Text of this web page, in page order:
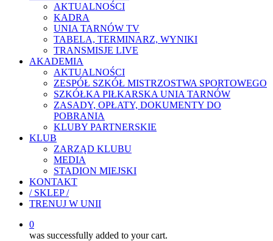
AKTUALNOŚCI
KADRA
UNIA TARNÓW TV
TABELA, TERMINARZ, WYNIKI
TRANSMISJE LIVE
AKADEMIA
AKTUALNOŚCI
ZESPÓŁ SZKÓŁ MISTRZOSTWA SPORTOWEGO
SZKÓŁKA PIŁKARSKA UNIA TARNÓW
ZASADY, OPŁATY, DOKUMENTY DO
POBRANIA
KLUBY PARTNERSKIE
KLUB
ZARZĄD KLUBU
MEDIA
STADION MIEJSKI
KONTAKT
/ SKLEP /
TRENUJ W UNII
0
was successfully added to your cart.